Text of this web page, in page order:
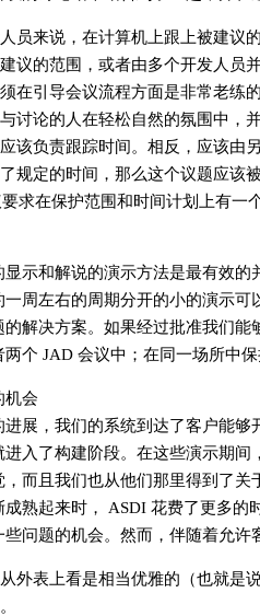
员来说，在计算机上跟上被建议
议的范围，或者由多个开发人员
在引导会议流程方面是非常老练
讨论的人在轻松自然的氛围中，
该负责跟踪时间。相反，应该由
规定的时间，那么这个议题应该
求在保护范围和时间计划上有一
显示和解说的演示方法是最有效
一周左右的周期分开的小的演示
的解决方案。如果经过批准我们
两个 JAD 会议中；在同一场所中
机会
进展，我们的系统到达了客户能
进入了构建阶段。在这些演示期
，而且我们也从他们那里得到了
成熟起来时， ASDI 花费了更多
些问题的机会。然而，伴随着允
外表上看是相当优雅的（也就是